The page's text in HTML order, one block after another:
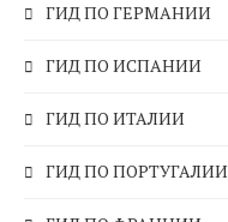
ГИД ПО ГЕРМАНИИ
ГИД ПО ИСПАНИИ
ГИД ПО ИТАЛИИ
ГИД ПО ПОРТУГАЛИИ